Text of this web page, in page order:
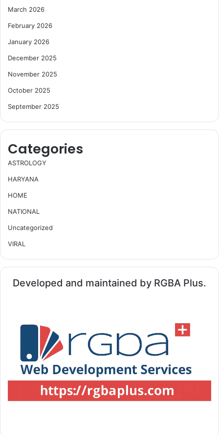
March 2026
February 2026
January 2026
December 2025
November 2025
October 2025
September 2025
Categories
ASTROLOGY
HARYANA
HOME
NATIONAL
Uncategorized
VIRAL
Developed and maintained by RGBA Plus.